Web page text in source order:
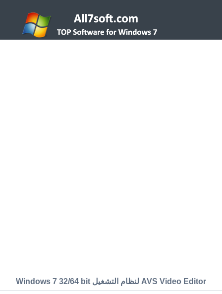
AVS Video Editor لنظام التشغيل Windows 7 32/64 bit